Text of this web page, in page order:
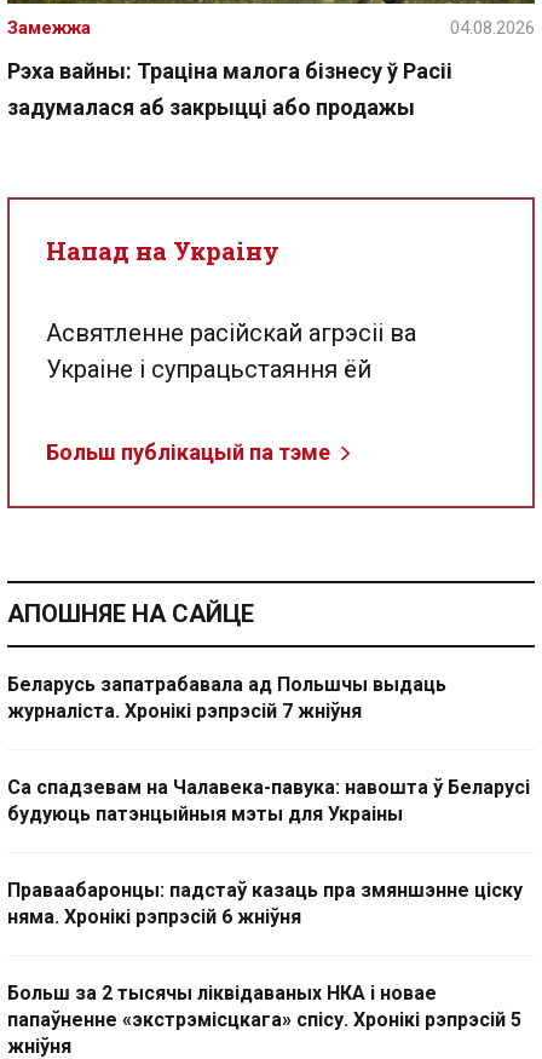
Рэха вайны: Траціна малога бізнесу ў Расіі
задумалася аб закрыцці або продажы
Замежжа 04.08.2026
Напад на Украіну
Асвятленне расійскай агрэсіі ва
Украіне і супрацьстаяння ёй
Больш публікацый па тэме
АПОШНЯЕ НА САЙЦЕ
Беларусь запатрабавала ад Польшчы выдаць
журналіста. Хронікі рэпрэсій 7 жніўня
Са спадзевам на Чалавека-павука: навошта ў Беларусі
будуюць патэнцыйныя мэты для Украіны
Праваабаронцы: падстаў казаць пра змяншэнне ціску
няма. Хронікі рэпрэсій 6 жніўня
Больш за 2 тысячы ліквідаваных НКА і новае
папаўненне «экстрэмісцкага» спісу. Хронікі рэпрэсій 5
жніўня